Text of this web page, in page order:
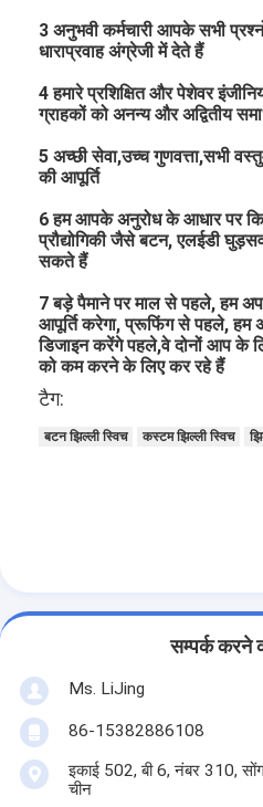
3 अनुभवी कर्मचारी आपके सभी
धाराप्रवाह अंग्रेजी में देते हैं
4 हमारे प्रशिक्षित और पेशेवर
ग्राहकों को अनन्य और अद्वितीय
5 अच्छी सेवा,उच्च गुणवत्ता,सभी
की आपूर्ति
6 हम आपके अनुरोध के आधार पर
प्रौद्योगिकी जैसे बटन, एलईडी
सकते हैं
7 बड़े पैमाने पर माल से पहले, हम
आपूर्ति करेगा, प्रूफिंग से पहले, हम
डिजाइन करेंगे पहले,वे दोनों आप के
को कम करने के लिए कर रहे हैं
टैग:
बटन झिल्ली स्विच कस्टम झिल्ली स्विच
सम्पर्क करने
Ms. LiJing
86-15382886108
इकाई 502, बी 6, नंबर 310,
चीन